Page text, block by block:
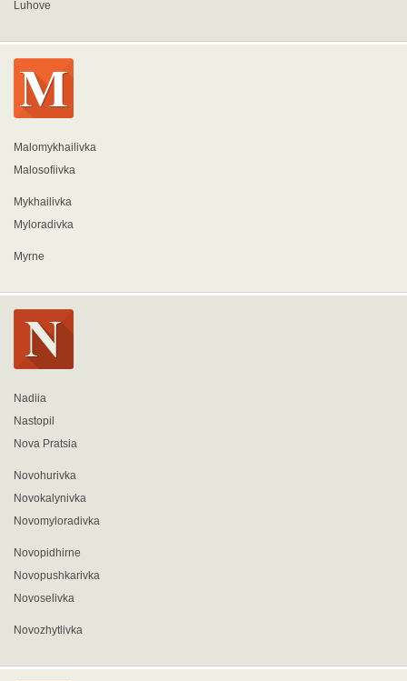
Luhove
Malomykhailivka
Malosofiivka
Mykhailivka
Myloradivka
Myrne
Nadiia
Nastopil
Nova Pratsia
Novohurivka
Novokalynivka
Novomyloradivka
Novopidhirne
Novopushkarivka
Novoselivka
Novozhytlivka